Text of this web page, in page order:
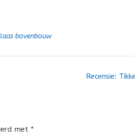
bovenbouw
Recensie:
met *